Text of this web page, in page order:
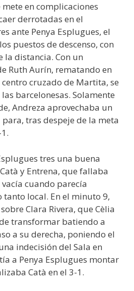
mete en complicaciones
derrotadas en el
ante Penya Esplugues, el
puestos de descenso, con
la distancia. Con un
Ruth Aurín, rematando en
cruzado de Martita, se
barcelonesas. Solamente
Andreza aprovechaba un
tras despeje de la meta
tres una buena
y Entrena, que fallaba
cuando parecía
tanto local. En el minuto 9,
Clara Rivera, que Cèlia
transformar batiendo a
a su derecha, poniendo el
indecisión del Sala en
a Penya Esplugues montar
Catà en el 3-1.